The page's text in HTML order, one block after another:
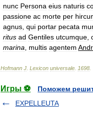
nunc Persona eius naturis
passione ac morte per
agnus qui portar pecata
ritus ad Gentiles utcumque
marina
multis agentem Andr.
Hofmann J Lexicon universale 1698
Игры ⚽
Поможем
EXPELLEUTA